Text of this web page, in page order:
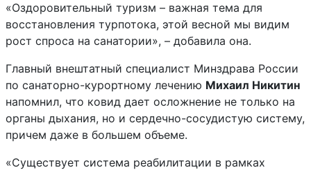
«Оздоровительный туризм – важная тема для
восстановления турпотока, этой весной мы видим
рост спроса на санатории», – добавила она.
Главный внештатный специалист Минздрава России
по санаторно-курортному лечению Михаил Никитин
напомнил, что ковид дает осложнение не только на
органы дыхания, но и сердечно-сосудистую систему,
причем даже в большем объеме.
«Существует система реабилитации в рамках